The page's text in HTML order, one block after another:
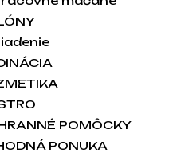
POMÔCKY
PONUKA